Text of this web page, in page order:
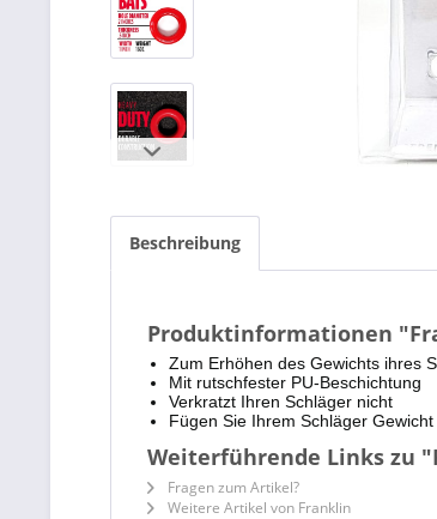
Beschreibung
Produktinformationen
Zum Erhöhen des Gewichts ihres
Mit rutschfester PU-Beschichtung
Verkratzt Ihren Schläger nicht
Fügen Sie Ihrem Schläger
Weiterführende Links zu
Fragen zum Artikel?
Weitere Artikel von Franklin